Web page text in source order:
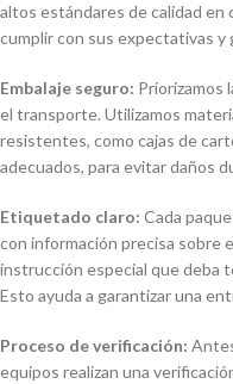
altos estándares de calidad en
cumplir con sus expectativas y
Embalaje seguro: Priorizamos
el transporte. Utilizamos
resistentes, como cajas de
adecuados, para evitar daños
Etiquetado claro: Cada
con información precisa sobre
instrucción especial que deba
Esto ayuda a garantizar una
Proceso de verificación:
equipos realizan una